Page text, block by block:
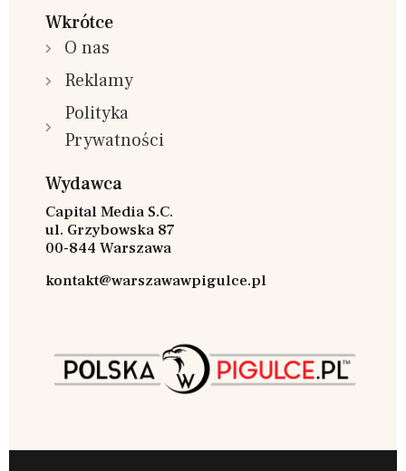
Wkrótce
O nas
Reklamy
Polityka
Prywatności
Wydawca
Capital Media S.C.
ul. Grzybowska 87
00-844 Warszawa
kontakt@warszawawpigulce.pl